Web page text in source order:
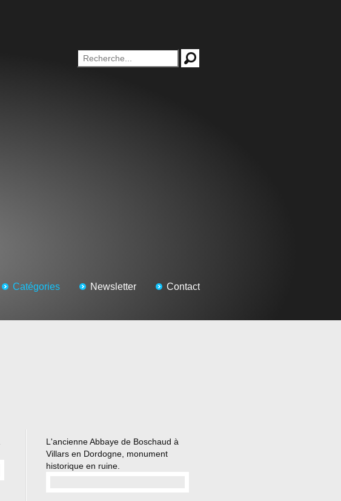
Catégories Newsletter Contact
L'ancienne Abbaye de Boschaud à
Villars en Dordogne, monument
historique en ruine.